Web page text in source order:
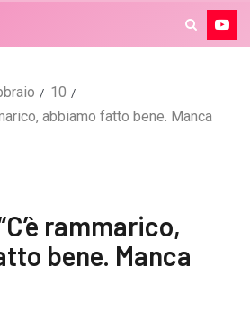
10
abbiamo fatto bene. Manca
rammarico,
bene. Manca